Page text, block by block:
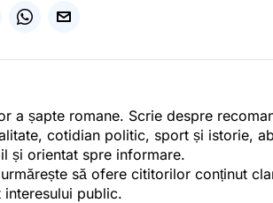
a șapte romane. Scrie despre
cotidian politic, sport și istorie,
și orientat spre informare.
să ofere cititorilor conținut
public.